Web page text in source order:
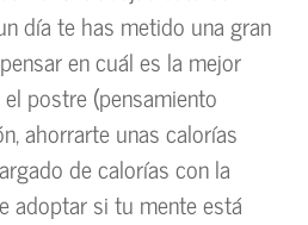
día te has metido una gran
en cuál es la mejor
postre (pensamiento
ahorrarte unas calorías
de calorías con la
adoptar si tu mente está